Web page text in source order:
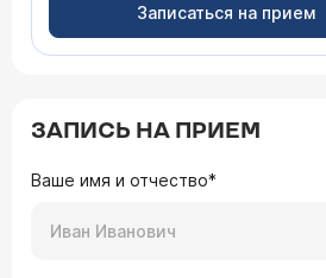
Записаться на прием
ЗАПИСЬ НА ПРИЕМ
Ваше имя и отчество*